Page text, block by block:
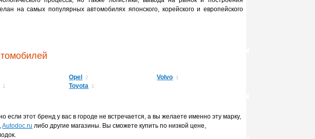
на самых популярных автомобилях японского, корейского и европейского
1
Opel 2
Toyota 1
Volvo 1
если этот бренд у вас в городе не встречается, а вы желаете именно эту марку,
,Autodoc.ru либо другие магазины. Вы сможете купить по низкой цене,